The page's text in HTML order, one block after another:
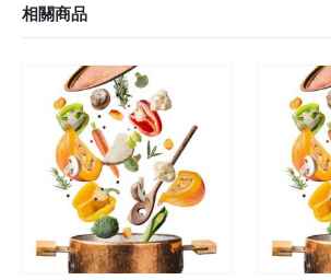
相關商品